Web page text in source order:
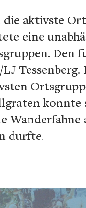
aktivste
eine
Den
konnte
Wanderfahne
durfte.